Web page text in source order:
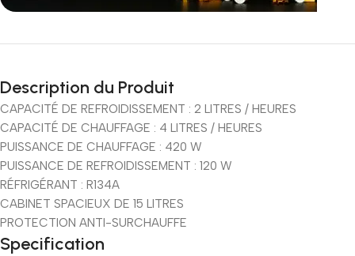
Incoryable offres
prix KDO
Description du Produit
CAPACITÉ DE REFROIDISSEMENT : 2 LITRES / HEURES
CAPACITÉ DE CHAUFFAGE : 4 LITRES / HEURES
PUISSANCE DE CHAUFFAGE : 420 W
PUISSANCE DE REFROIDISSEMENT : 120 W
RÉFRIGÉRANT : R134A
CABINET SPACIEUX DE 15 LITRES
PROTECTION ANTI-SURCHAUFFE
Specification